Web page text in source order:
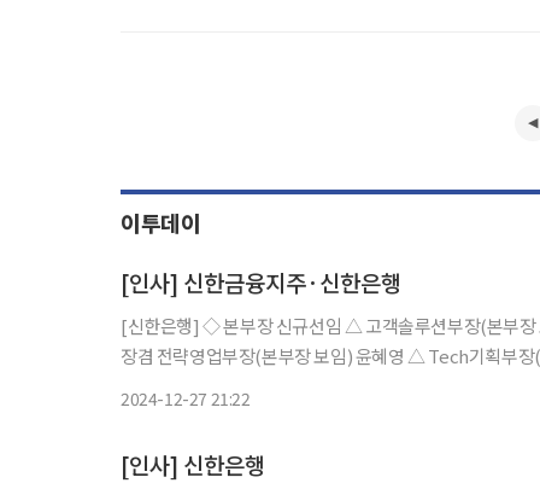
이투데이
[인사] 신한금융지주·신한은행
[신한은행] ◇ 본부장 신규선임 △ 고객솔루션부장(본부
장겸 전략영업부장(본부장 보임) 윤혜영 △ Tech기획부
2024-12-27 21:22
[인사] 신한은행